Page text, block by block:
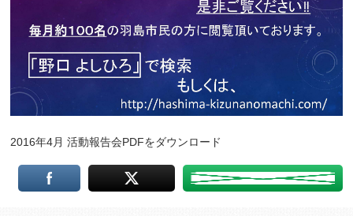
2016年4月 活動報告会PDFをダウンロード